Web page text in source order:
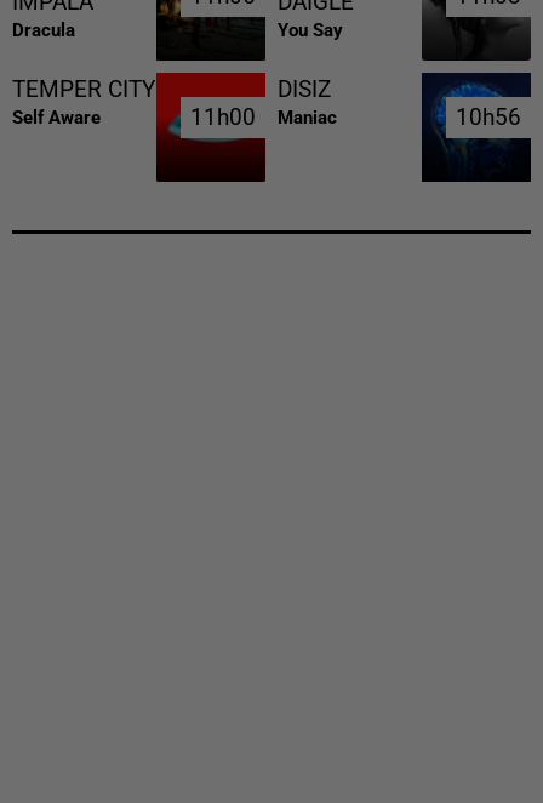
Dracula You Say
TEMPER CITY
Self Aware 11h00
11h00
DISIZ
Maniac 10h56
10h56